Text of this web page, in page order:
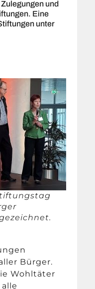
und
Eine
unter
Bürger.
Wohltäter